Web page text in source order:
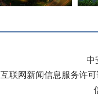
中
互联网新闻信息服务许